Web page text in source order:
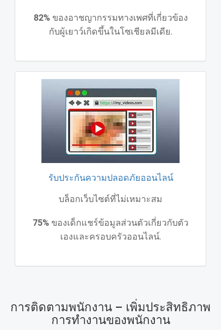
82% ของอาชญากรรมทางเพศที่เกี่ยวข้อง
กับผู้เยาว์เกิดขึ้นในโซเชียลมีเดีย.
รับประกันความปลอดภัยออนไลน์
บล็อกเว็บไซต์ที่ไม่เหมาะสม
75% ของเด็กแชร์ข้อมูลส่วนตัวเกี่ยวกับตัว
เองและครอบครัวออนไลน์.
การติดตามพนักงาน – เพิ่มประสิทธิภาพ
การทำงานของพนักงาน